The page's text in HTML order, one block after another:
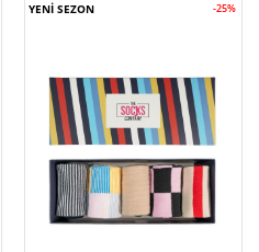
YENİ SEZON -25%